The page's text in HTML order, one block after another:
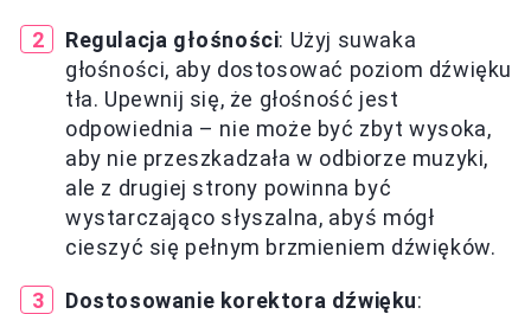
Regulacja głośności: Użyj suwaka
głośności, aby dostosować poziom dźwięku
tła. Upewnij się, że głośność jest
odpowiednia – nie może być zbyt wysoka,
aby nie przeszkadzała w odbiorze muzyki,
ale z drugiej strony powinna być
wystarczająco słyszalna, abyś mógł
cieszyć się pełnym brzmieniem dźwięków.
Dostosowanie korektora dźwięku: